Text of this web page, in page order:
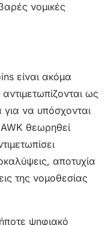
νομικές
είναι ακόμα
ως
για να υπόσχονται
θεωρηθεί
αποτυχία
της νομοθεσίας